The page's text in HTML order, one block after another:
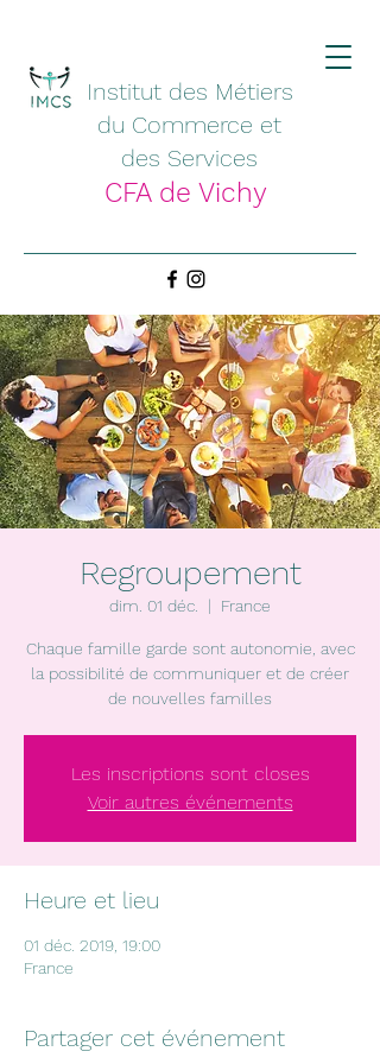
Institut des Métiers
du Commerce et
des Services
CFA de Vichy
Regroupement
dim. 01 déc.
  |
France
Chaque famille garde sont autonomie, avec
la possibilité de communiquer et de créer
de nouvelles familles
Les inscriptions sont closes
Voir autres événements
Heure et lieu
01 déc. 2019, 19:00
France
Partager cet événement